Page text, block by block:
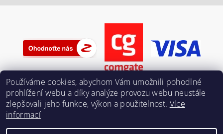
Používáme cookies, abychom Vám umožnili pohodlné
prohlížení webu a díky analýze provozu webu neustále
zlepšovali jeho funkce, výkon a použitelnost. Více
informací